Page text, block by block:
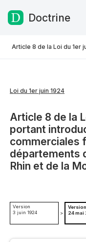
Passer au contenu
Doctrine
Article 8 de la Loi du 1er
Loi du 1er juin 1924
Article 8 de la
portant
commerciales
départements
Rhin et de la
Version
3 juin 1924
>
Version
24 mai